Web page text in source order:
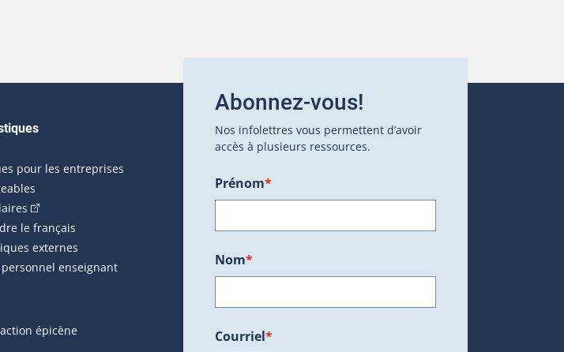
nouvelle fenêtre.)
pour les entreprises
(Cet hyperlien externe s'ouvrira dans une nouvelle fenêtre.)
le français
externes
enseignant
épicène
Abonnez-vous!
Nos infolettres vous permettent d’avoir
accès à plusieurs ressources.
Prénom*
Nom*
Courriel*